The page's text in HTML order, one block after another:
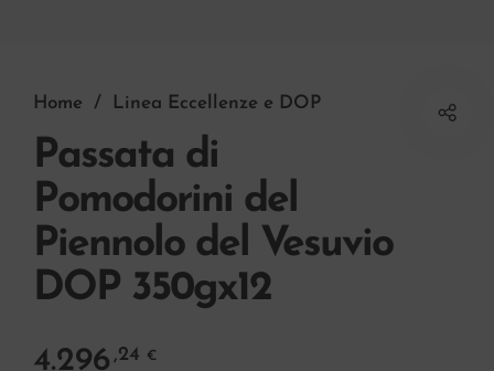
Home / Linea Eccellenze e DOP
Passata di
Pomodorini del
Piennolo del Vesuvio
DOP 350gx12
4.296 ,24 €